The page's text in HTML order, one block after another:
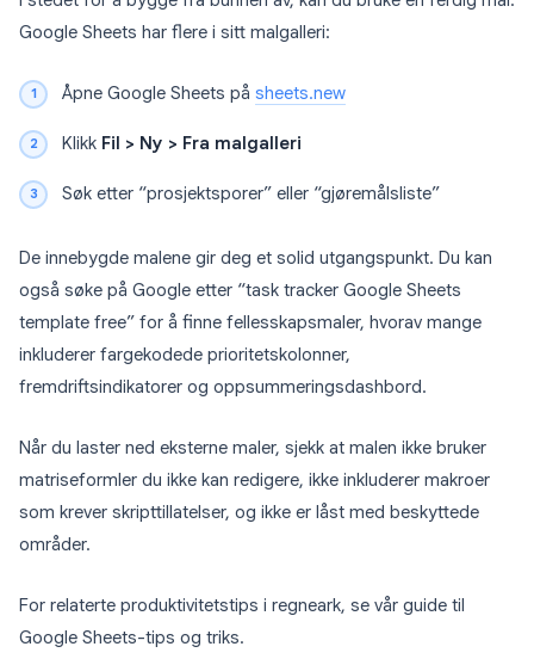
Google Sheets har flere i sitt malgalleri:
Åpne Google Sheets på sheets.new
Klikk Fil > Ny > Fra malgalleri
Søk etter “prosjektsporer” eller “gjøremålsliste”
De innebygde malene gir deg et solid utgangspunkt. Du kan
også søke på Google etter “task tracker Google Sheets
template free” for å finne fellesskapsmaler, hvorav mange
inkluderer fargekodede prioritetskolonner,
fremdriftsindikatorer og oppsummeringsdashbord.
Når du laster ned eksterne maler, sjekk at malen ikke bruker
matriseformler du ikke kan redigere, ikke inkluderer makroer
som krever skripttillatelser, og ikke er låst med beskyttede
områder.
For relaterte produktivitetstips i regneark, se vår guide til
Google Sheets-tips og triks.